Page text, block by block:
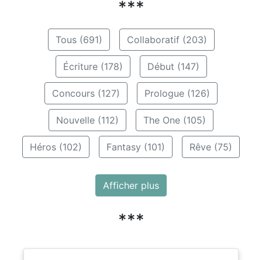
***
Tous (691) Collaboratif (203)
Écriture (178) Début (147)
Concours (127) Prologue (126)
Nouvelle (112) The One (105)
Héros (102) Fantasy (101) Rêve (75)
Afficher plus
***